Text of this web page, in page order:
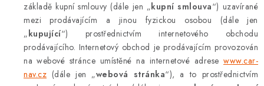
SEAT
SUZUKI
ŠKODA
základě kupní smlouvy (dále jen „kupní smlouva“) uzavírané
mezi prodávajícím a jinou fyzickou osobou (dále jen
„kupující“) prostřednictvím internetového obchodu
prodávajícího. Internetový obchod je prodávajícím provozován
na webové stránce umístěné na internetové adrese www.car-
nav.cz (dále jen „webová stránka“), a to prostřednictvím